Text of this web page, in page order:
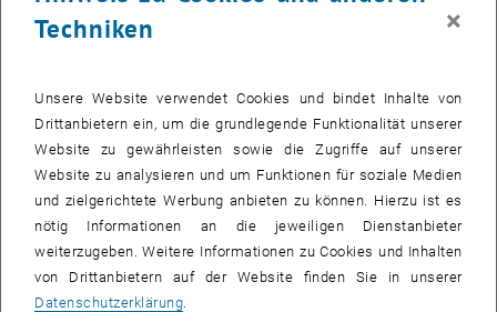
Die Bilder zu diesem Eintrag sind erst nach Login sichtbar.
Seminarräume befinden sich noch in der Fertigstellung. Um
trotzdem einen reibungslosen Start ins neue Semester zu
garantieren, wurden Alternativmöglichkeiten wie Übertragungen in
andere Räume (<link http: teachingsupport.tuwien.ac.at lecturetube
_blank>teachingsupport.tuwien.ac.at/lecturetube/) oder
Ausweichquartiere organisiert.
Zusätzlich steht ab 1. Oktober der Ordnerdienst der GuT mit Vor-Ort-
Hinweisen parat.
Techniken
×
Unsere Website verwendet Cookies und bindet Inhalte von
Drittanbietern ein, um die grundlegende Funktionalität unserer
Website zu gewährleisten sowie die Zugriffe auf unserer
Website zu analysieren und um Funktionen für soziale Medien
und zielgerichtete Werbung anbieten zu können. Hierzu ist es
nötig Informationen an die jeweiligen Dienstanbieter
weiterzugeben. Weitere Informationen zu Cookies und Inhalten
von Drittanbietern auf der Website finden Sie in unserer
Datenschutzerklärung.